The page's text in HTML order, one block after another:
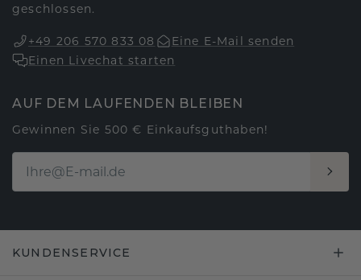
geschlossen.
+49 206 570 833 08
Eine E-Mail senden
Einen Livechat starten
AUF DEM LAUFENDEN BLEIBEN
Gewinnen Sie 500 € Einkaufsguthaben!
KUNDENSERVICE